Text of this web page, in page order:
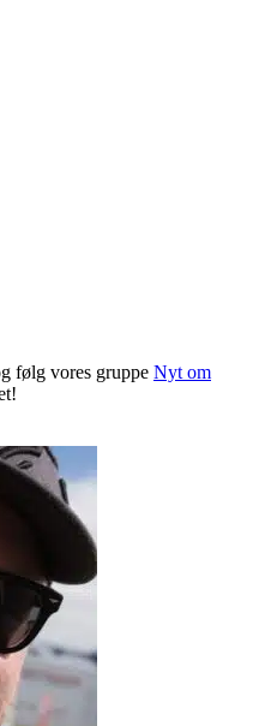
følg vores gruppe Nyt om